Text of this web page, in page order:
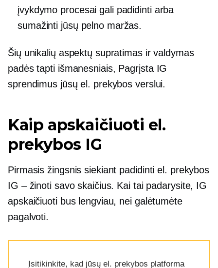
įvykdymo procesai gali padidinti arba
sumažinti jūsų pelno maržas.
Šių unikalių aspektų supratimas ir valdymas
padės tapti išmanesniais, Pagrįsta IG
sprendimus jūsų el. prekybos verslui.
Kaip apskaičiuoti el.
prekybos IG
Pirmasis žingsnis siekiant padidinti el. prekybos
IG – žinoti savo skaičius. Kai tai padarysite, IG
apskaičiuoti bus lengviau, nei galėtumėte
pagalvoti.
Įsitikinkite, kad jūsų el. prekybos platforma